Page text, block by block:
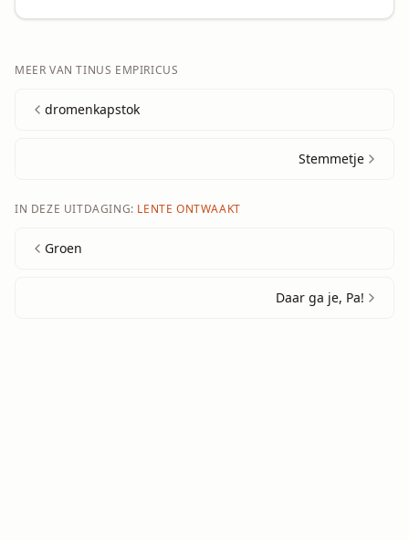
MEER VANTINUS EMPIRICUS
dromenkapstok
Stemmetje
IN DEZE UITDAGING: LENTE ONTWAAKT
Groen
Daar ga je, Pa!